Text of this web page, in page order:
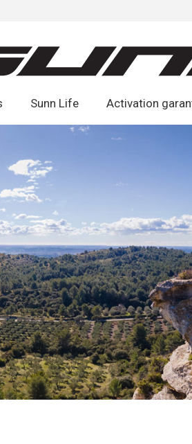
Sunn Life Activation